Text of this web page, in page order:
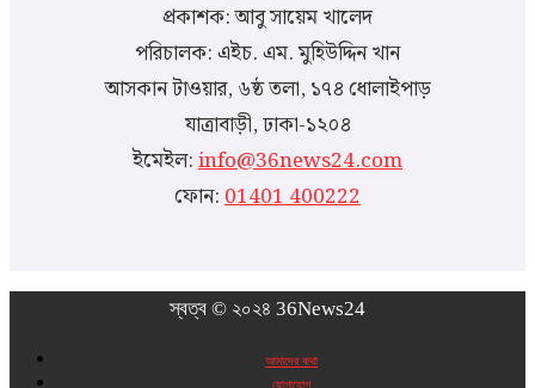
প্রকাশক: আবু সায়েম খালেদ
পরিচালক: এইচ. এম. মুহিউদ্দিন খান
আসকান টাওয়ার, ৬ষ্ঠ তলা, ১৭৪ ধোলাইপাড়
যাত্রাবাড়ী, ঢাকা-১২০৪
ইমেইল:info@36news24.com
ফোন:01401 400222
স্বত্ব © ২০২৪ 36News24
আমাদের কথা
যোগাযোগ